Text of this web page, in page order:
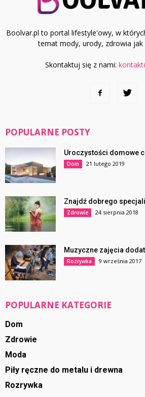
Boolvar.pl to portal lifestyle'owy, w
temat mody, urody, zdrowia jak
Skontaktuj się z nami:
POPULARNE POSTY
Uroczystości domowe
Dom 21 lutego 2019
Znajdź dobrego
Zdrowie 24 sierpnia 2018
Muzyczne zajęcia
Rozrywka 9 września 2017
POPULARNE KATEGORIE
Dom
Zdrowie
Moda
Piły ręczne do metalu i drewna
Rozrywka